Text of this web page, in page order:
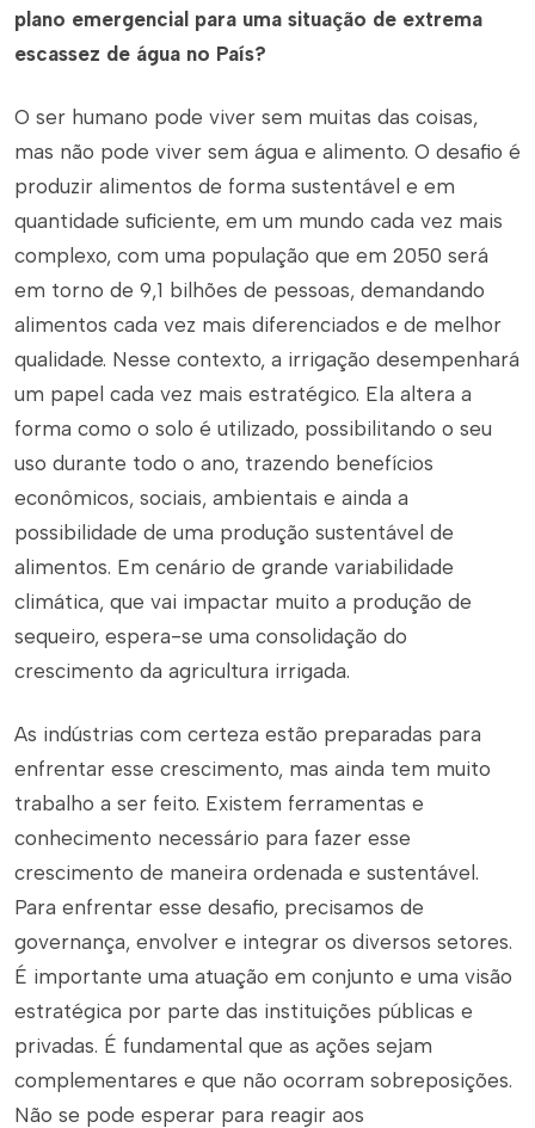
plano emergencial para uma situação de extrema
escassez de água no País?
O ser humano pode viver sem muitas das coisas,
mas não pode viver sem água e alimento. O desafio é
produzir alimentos de forma sustentável e em
quantidade suficiente, em um mundo cada vez mais
complexo, com uma população que em 2050 será
em torno de 9,1 bilhões de pessoas, demandando
alimentos cada vez mais diferenciados e de melhor
qualidade. Nesse contexto, a irrigação desempenhará
um papel cada vez mais estratégico. Ela altera a
forma como o solo é utilizado, possibilitando o seu
uso durante todo o ano, trazendo benefícios
econômicos, sociais, ambientais e ainda a
possibilidade de uma produção sustentável de
alimentos. Em cenário de grande variabilidade
climática, que vai impactar muito a produção de
sequeiro, espera-se uma consolidação do
crescimento da agricultura irrigada.
As indústrias com certeza estão preparadas para
enfrentar esse crescimento, mas ainda tem muito
trabalho a ser feito. Existem ferramentas e
conhecimento necessário para fazer esse
crescimento de maneira ordenada e sustentável.
Para enfrentar esse desafio, precisamos de
governança, envolver e integrar os diversos setores.
É importante uma atuação em conjunto e uma visão
estratégica por parte das instituições públicas e
privadas. É fundamental que as ações sejam
complementares e que não ocorram sobreposições.
Não se pode esperar para reagir aos